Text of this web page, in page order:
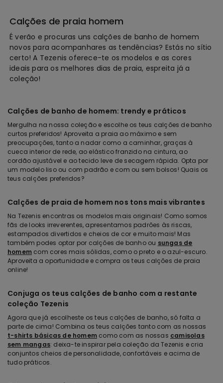
Calções de praia homem
É verão e procuras uns calções de banho de homem
novos para acompanhares as tendências? Estás no sítio
certo! A Tezenis oferece-te os modelos e as cores
ideais para os melhores dias de praia, espreita já a
coleção!
Calções de banho de homem: trendy e práticos
Mergulha na nossa coleção e escolhe os teus calções de banho
curtos preferidos! Aproveita a praia ao máximo e sem
preocupações, tanto a nadar como a caminhar, graças à
cueca interior de rede, ao elástico franzido na cintura, ao
cordão ajustável e ao tecido leve de secagem rápida. Opta por
um modelo liso ou com padrão e com ou sem bolsos! Quais os
teus calções preferidos?
Calções de praia de homem nos tons mais vibrantes
Na Tezenis encontras os modelos mais originais! Como somos
fãs de looks irreverentes, apresentamos padrões às riscas,
estampados divertidos e cheios de cor e muito mais! Mas
também podes optar por calções de banho ou sungas de
homem com cores mais sólidas, como o preto e o azul-escuro.
Aproveita a oportunidade e compra os teus calções de praia
online!
Conjuga os teus calções de banho com a restante
coleção Tezenis
Agora que já escolheste os teus calções de banho, só falta a
parte de cima! Combina os teus calções tanto com as nossas
t-shirts básicas de homem como com as nossas camisolas
sem mangas: deixa-te inspirar pela coleção da Tezenis e cria
conjuntos cheios de personalidade, confortáveis e acima de
tudo práticos.